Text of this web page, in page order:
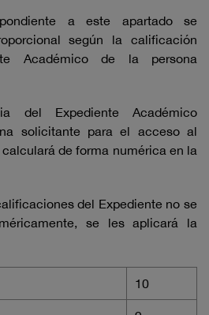
a este apartado se
según la calificación
Académico de la persona
del Expediente Académico
solicitante para el acceso al
de forma numérica en la
del Expediente no se
se les aplicará la
10